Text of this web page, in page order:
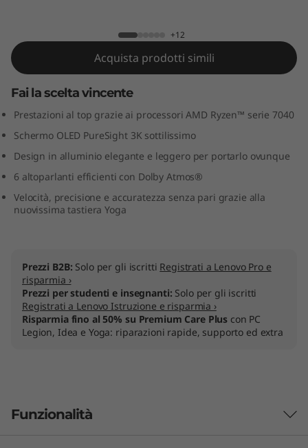
A
M
D
)
+12
Acquista prodotti simili
Fai la scelta vincente
Prestazioni al top grazie ai processori AMD Ryzen™ serie 7040
Schermo OLED PureSight 3K sottilissimo
Design in alluminio elegante e leggero per portarlo ovunque
6 altoparlanti efficienti con Dolby Atmos®
Velocità, precisione e accuratezza senza pari grazie alla
nuovissima tastiera Yoga
Prezzi B2B: Solo per gli iscritti Registrati a Lenovo Pro e
risparmia ›
Prezzi per studenti e insegnanti: Solo per gli iscritti
Registrati a Lenovo Istruzione e risparmia ›
Risparmia fino al 50% su Premium Care Plus con PC
Legion, Idea e Yoga: riparazioni rapide, supporto ed extra
Funzionalità